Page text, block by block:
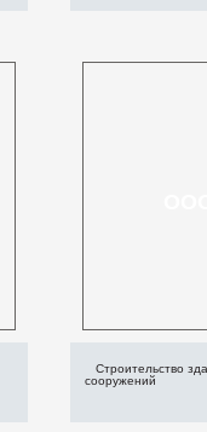
Строительство
сооружений